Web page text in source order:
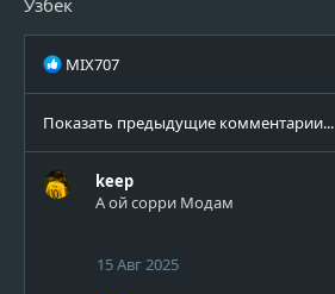
:
Узбек
Р
к
ц
и
и
MIX707
Показать предыдущие комментарии...
keep
А ой сорри Модам
15 Авг 2025